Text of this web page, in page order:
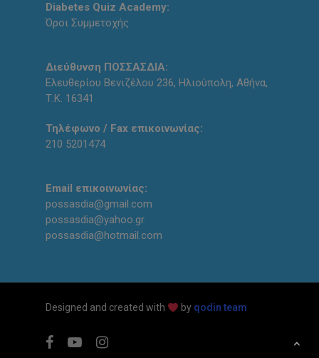
Diabetes Quiz Academy:
Όροι Συμμετοχής
Διεύθυνση ΠΟΣΣΑΣΔΙΑ:
Ελευθερίου Βενιζέλου 236, Ηλιούπολη, Αθήνα,
Τ.Κ. 16341
Τηλέφωνο / Fax επικοινωνίας:
210 5201474
Email επικοινωνίας:
possasdia@gmail.com
possasdia@yahoo.gr
possasdia@hotmail.com
Designed and created with by qodin team
facebookyoutubeinstagram